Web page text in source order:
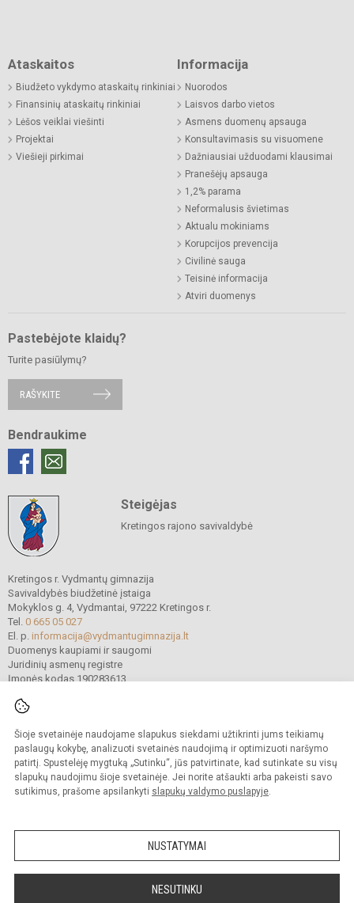
Šioje svetainėje naudojame slapukus siekdami užtikrinti jums teikiamų
paslaugų kokybę, analizuoti svetainės naudojimą ir optimizuoti naršymo
patirtį. Spustelėję mygtuką „Sutinku“, jūs patvirtinate, kad sutinkate su visų
slapukų naudojimu šioje svetainėje. Jei norite atšaukti arba pakeisti savo
sutikimus, prašome apsilankyti slapukų valdymo puslapyje.
NUSTATYMAI
NESUTINKU
Ataskaitos
Biudžeto vykdymo ataskaitų rinkiniai
Finansinių ataskaitų rinkiniai
Lėšos veiklai viešinti
Projektai
Viešieji pirkimai
Informacija
Nuorodos
Laisvos darbo vietos
Asmens duomenų apsauga
Konsultavimasis su visuomene
Dažniausiai užduodami klausimai
Pranešėjų apsauga
1,2% parama
Neformalusis švietimas
Aktualu mokiniams
Korupcijos prevencija
Civilinė sauga
Teisinė informacija
Atviri duomenys
Pastebėjote klaidų?
Turite pasiūlymų?
RAŠYKITE
Bendraukime
Steigėjas
Kretingos rajono savivaldybė
Kretingos r. Vydmantų gimnazija
Savivaldybės biudžetinė įstaiga
Mokyklos g. 4, Vydmantai, 97222 Kretingos r.
Tel. 0 665 05 027
El. p. informacija@vydmantugimnazija.lt
Duomenys kaupiami ir saugomi
Juridinių asmenų registre
Įmonės kodas 190283613
© 2021. Kretingos r. Vydmantų gimnazija. Visos teisės saugomos.
Kopijuoti turinį be raštiško gimnazijos sutikimo griežtai draudžiama.
Versija neįgaliesiems Slapukų valdymas
Sumanus būdas atnaujinti